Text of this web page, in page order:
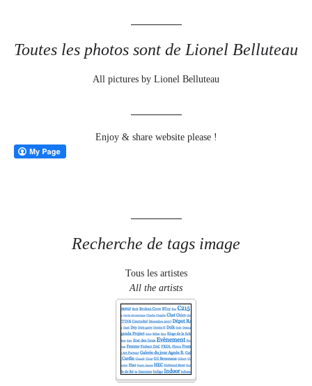
Toutes les photos sont de Lionel Belluteau
All pictures by Lionel Belluteau
Enjoy & share website please !
Recherche de tags image
Tous les artistes
All the artists